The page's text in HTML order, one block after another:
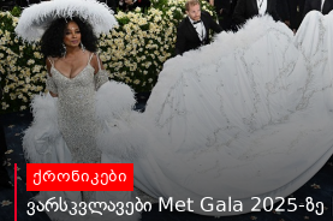
ქრონიკები
ვარსკვლავები Met Gala 2025-